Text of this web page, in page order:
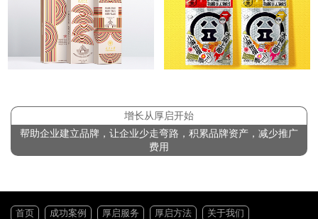
增长从厚启开始
帮助企业建立品牌，让企业少走弯路，积累品牌资产，减少推广
费用
首页 成功案例 厚启服务 厚启方法 关于我们